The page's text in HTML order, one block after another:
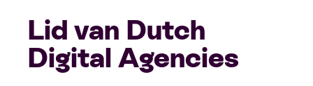
Lid van Dutch
Digital Agencies